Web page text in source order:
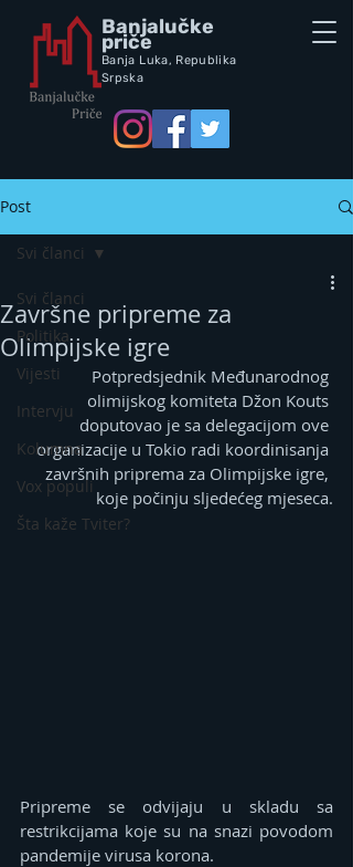
Banjalučke
priče
Banja Luka, Republika
Srpska
Post
Svi članci
Politika
Vijesti
Intervju
Kolumna
Vox populi
Šta kaže Tviter?
Svi članci
Završne pripreme za
Olimpijske igre
Potpredsjednik Međunarodnog
olimijskog komiteta Džon Kouts
doputovao je sa delegacijom ove
organizacije u Tokio radi koordinisanja
završnih priprema za Olimpijske igre,
koje počinju sljedećeg mjeseca.
Pripreme se odvijaju u skladu sa
restrikcijama koje su na snazi povodom
pandemije virusa korona.